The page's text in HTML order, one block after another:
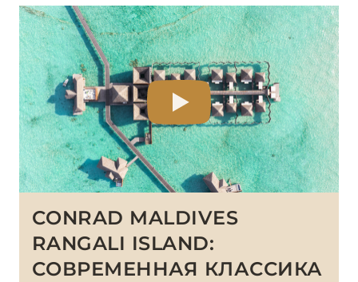
CONRAD MALDIVES
RANGALI ISLAND:
СОВРЕМЕННАЯ КЛАССИКА